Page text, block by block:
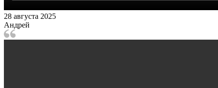
28 августа 2025
Андрей